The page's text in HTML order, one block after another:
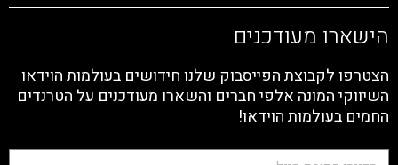
הישארו מעודכנים
הצטרפו לקבוצת הפייסבוק שלנו חידושים בעולמות הוידאו
השיווקי המונה אלפי חברים והשארו מעודכנים על הטרנדים
החמים בעולמות הוידאו!